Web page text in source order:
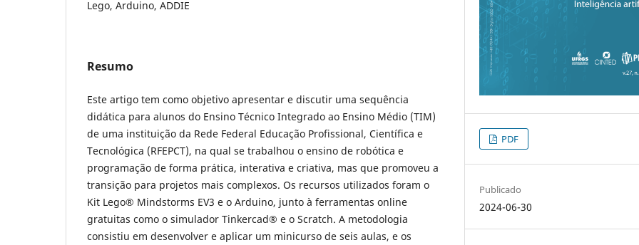
Lego, Arduino, ADDIE
Resumo
Este artigo tem como objetivo apresentar e discutir uma sequência
didática para alunos do Ensino Técnico Integrado ao Ensino Médio (TIM)
de uma instituição da Rede Federal Educação Profissional, Científica e
Tecnológica (RFEPCT), na qual se trabalhou o ensino de robótica e
programação de forma prática, interativa e criativa, mas que promoveu a
transição para projetos mais complexos. Os recursos utilizados foram o
Kit Lego® Mindstorms EV3 e o Arduino, junto à ferramentas online
gratuitas como o simulador Tinkercad® e o Scratch. A metodologia
consistiu em desenvolver e aplicar um minicurso de seis aulas, e os
PDF
Publicado
2024-06-30